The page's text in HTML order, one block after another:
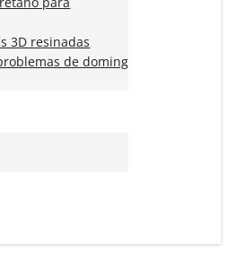
3D resinadas
de doming